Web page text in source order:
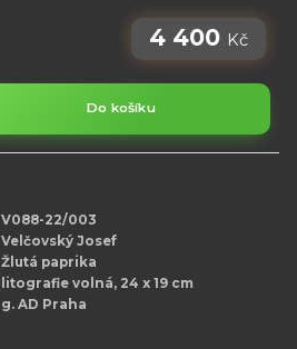
4 400 Kč
Do košíku
V088-22/003
Velčovský Josef
Žlutá paprika
litografie volná, 24 x 19 cm
g. AD Praha